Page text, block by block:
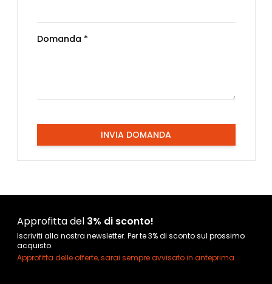
Domanda *
INVIA DOMANDA
Approfitta del 3% di sconto!
Iscriviti alla nostra newsletter. Per te 3% di sconto sul prossimo
acquisto.
Approfitta delle offerte, sarai sempre avvisato in anteprima.